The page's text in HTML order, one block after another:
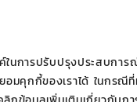
ในการปรับปรุงประสบการ
มคุกกี้ของเราได้ ในกรณีที่